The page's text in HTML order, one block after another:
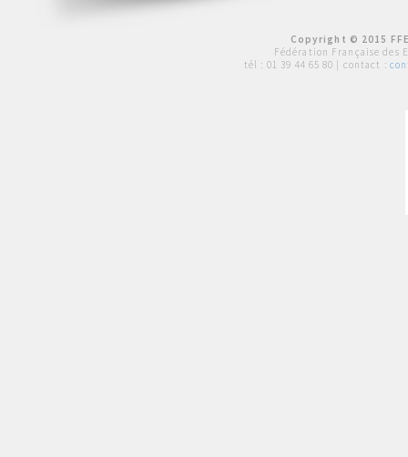
Copyright © 2015
Fédération Française des
tél : 01 39 44 65 80 | contact :